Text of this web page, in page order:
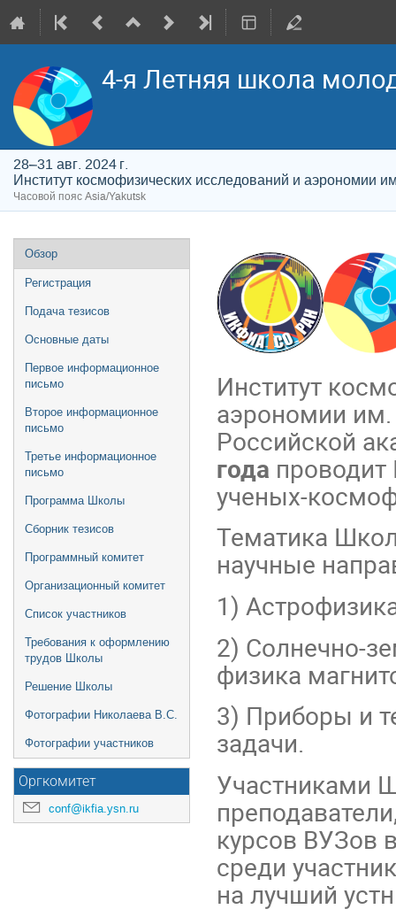
4-я Летняя школа
28–31 авг. 2024 г.
Институт космофизических исследований и
Часовой пояс Asia/Yakutsk
Меню
мероприятия
Обзор
Регистрация
Подача тезисов
Основные даты
Первое информационное
письмо
Второе информационное
письмо
Третье информационное
письмо
Программа Школы
Сборник тезисов
Программный комитет
Организационный комитет
Список участников
Требования к оформлению
трудов Школы
Решение Школы
Фотографии Николаева В.С.
Фотографии участников
Оргкомитет
conf@ikfia.ysn.ru
Институт
аэрономии
Российской
года
ученых-
Тематика
научные
1)
2) Солнечно-
физика
3) Приборы и
задачи.
Участниками
курсов ВУЗов
среди
на лучший